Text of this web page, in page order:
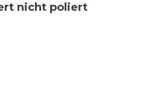
nicht poliert